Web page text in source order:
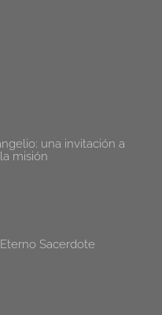
una invitación a
misión
Sacerdote